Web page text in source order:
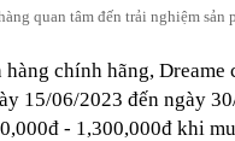
quan tâm đến trải nghiệm sản
chính hãng,
15/06/2023 đến ngày
- 1,300,000đ khi